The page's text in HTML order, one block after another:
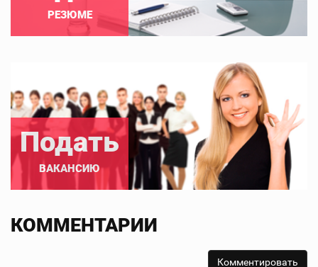
РЕЗЮМЕ
Подать
ВАКАНСИЮ
КОММЕНТАРИИ